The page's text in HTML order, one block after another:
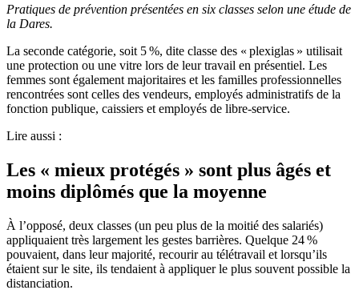
Pratiques de prévention présentées en six classes selon une étude de
la Dares.
La seconde catégorie, soit 5 %, dite classe des « plexiglas » utilisait
une protection ou une vitre lors de leur travail en présentiel. Les
femmes sont également majoritaires et les familles professionnelles
rencontrées sont celles des vendeurs, employés administratifs de la
fonction publique, caissiers et employés de libre-service.
Lire aussi :
Les « mieux protégés » sont plus âgés et
moins diplômés que la moyenne
À l’opposé, deux classes (un peu plus de la moitié des salariés)
appliquaient très largement les gestes barrières. Quelque 24 %
pouvaient, dans leur majorité, recourir au télétravail et lorsqu’ils
étaient sur le site, ils tendaient à appliquer le plus souvent possible la
distanciation.